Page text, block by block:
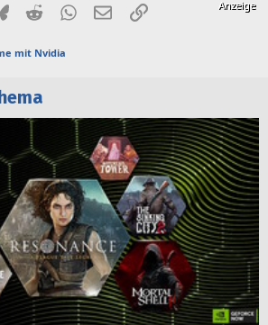
BlueskyRedditWhatsApp
E-MailLink
mit Nvidia